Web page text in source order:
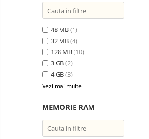
Navigații auto dedicate
Power station - Stații de
energie electrică portabile
Panouri solare portabile
Statii incarcare masini
electrice
Media player cu Android
Accesorii
Miracast
Termometre
non
contact
Aspiratoare
48 MB(1)
32 MB(4)
128 MB(10)
3 GB(2)
4 GB(3)
Vezi mai multe
MEMORIE RAM